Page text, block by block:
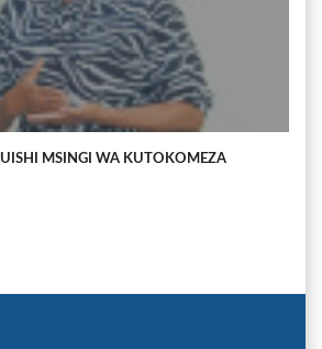
MSINGI WA KUTOKOMEZA